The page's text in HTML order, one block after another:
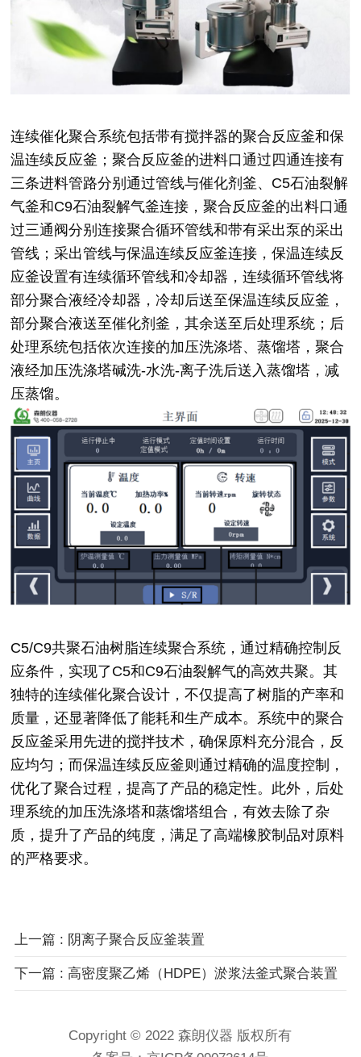
连续催化聚合系统包括带有搅拌器的聚合反应釜和保
温连续反应釜；聚合反应釜的进料口通过四通连接有
三条进料管路分别通过管线与催化剂釜、C5石油裂解
气釜和C9石油裂解气釜连接，聚合反应釜的出料口通
过三通阀分别连接聚合循环管线和带有采出泵的采出
管线；采出管线与保温连续反应釜连接，保温连续反
应釜设置有连续循环管线和冷却器，连续循环管线将
部分聚合液经冷却器，冷却后送至保温连续反应釜，
部分聚合液送至催化剂釜，其余送至后处理系统；后
处理系统包括依次连接的加压洗涤塔、蒸馏塔，聚合
液经加压洗涤塔碱洗-水洗-离子洗后送入蒸馏塔，减
压蒸馏。
C5/C9共聚石油树脂连续聚合系统，通过精确控制反
应条件，实现了C5和C9石油裂解气的高效共聚。其
独特的连续催化聚合设计，不仅提高了树脂的产率和
质量，还显著降低了能耗和生产成本。系统中的聚合
反应釜采用先进的搅拌技术，确保原料充分混合，反
应均匀；而保温连续反应釜则通过精确的温度控制，
优化了聚合过程，提高了产品的稳定性。此外，后处
理系统的加压洗涤塔和蒸馏塔组合，有效去除了杂
质，提升了产品的纯度，满足了高端橡胶制品对原料
的严格要求。
上一篇 : 阴离子聚合反应釜装置
下一篇 : 高密度聚乙烯（HDPE）淤浆法釜式聚合装置
Copyright © 2022 森朗仪器 版权所有